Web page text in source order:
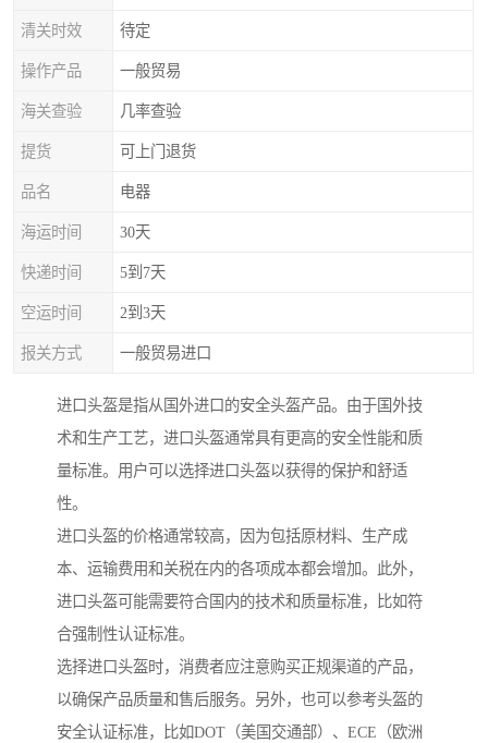
清关时效 待定
操作产品 一般贸易
海关查验 几率查验
提货 可上门退货
品名 电器
海运时间 30天
快递时间 5到7天
空运时间 2到3天
报关方式 一般贸易进口
进口头盔是指从国外进口的安全头盔产品。由于国外技
术和生产工艺，进口头盔通常具有更高的安全性能和质
量标准。用户可以选择进口头盔以获得的保护和舒适
性。
进口头盔的价格通常较高，因为包括原材料、生产成
本、运输费用和关税在内的各项成本都会增加。此外，
进口头盔可能需要符合国内的技术和质量标准，比如符
合强制性认证标准。
选择进口头盔时，消费者应注意购买正规渠道的产品，
以确保产品质量和售后服务。另外，也可以参考头盔的
安全认证标准，比如DOT（美国交通部）、ECE（欧洲